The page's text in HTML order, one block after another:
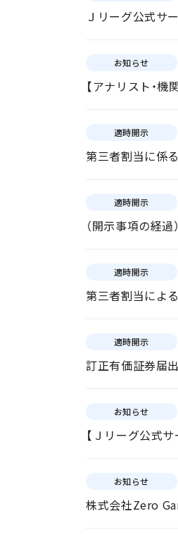
Ｊリーグ公式サ
お知らせ
【アナリスト・
適時開示
第三者割当に係
適時開示
（開示事項の経
適時開示
第三者割当によ
適時開示
訂正有価証券届
お知らせ
【Ｊリーグ公式
お知らせ
株式会社Zero